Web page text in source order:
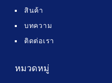
สินค้า
บทความ
ติดต่อเรา
หมวดหมู่